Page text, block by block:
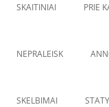
PADANGOS
SKAITINIAI PRIE
NEPRALEISK
SKELBIMAI